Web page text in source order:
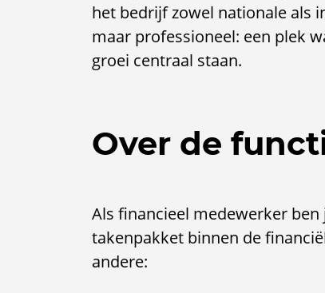
het bedrijf zowel nationale als
maar professioneel: een plek
groei centraal staan.
Over de
Als financieel medewerker
takenpakket binnen de
andere: